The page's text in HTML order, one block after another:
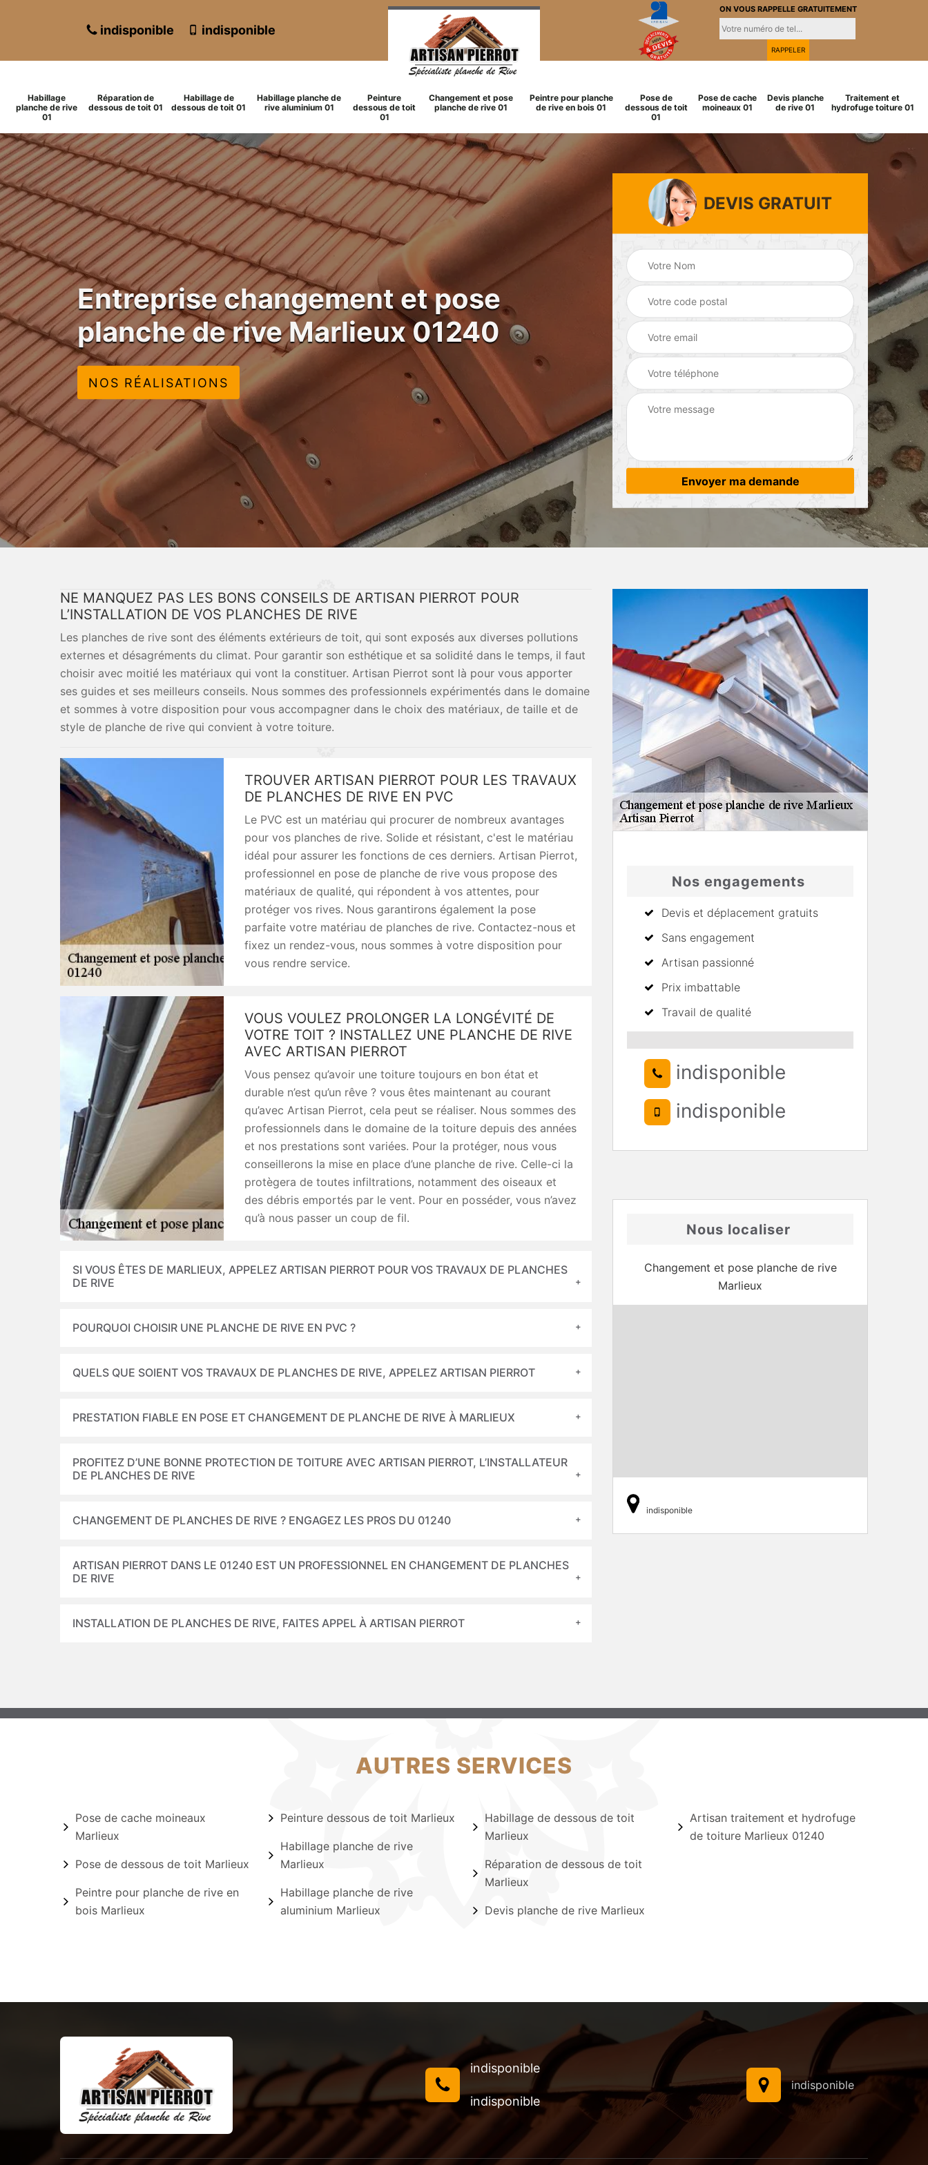
indisponible indisponible
ON VOUS RAPPELLE GRATUITEMENT
Habillage
planche de rive
01
Réparation de
dessous de toit 01
Habillage de
dessous de toit 01
Habillage planche de
rive aluminium 01
Peinture
dessous de toit
01
Changement et pose
planche de rive 01
Peintre pour planche
de rive en bois 01
Pose de
dessous de toit
01
Pose de cache
moineaux 01
Devis planche
de rive 01
Traitement et
hydrofuge toiture 01
Entreprise changement et pose
planche de rive Marlieux 01240
NOS RÉALISATIONS
DEVIS GRATUIT
NE MANQUEZ PAS LES BONS CONSEILS DE ARTISAN PIERROT POUR
L’INSTALLATION DE VOS PLANCHES DE RIVE
Les planches de rive sont des éléments extérieurs de toit, qui sont exposés aux diverses pollutions
externes et désagréments du climat. Pour garantir son esthétique et sa solidité dans le temps, il faut
choisir avec moitié les matériaux qui vont la constituer. Artisan Pierrot sont là pour vous apporter
ses guides et ses meilleurs conseils. Nous sommes des professionnels expérimentés dans le domaine
et sommes à votre disposition pour vous accompagner dans le choix des matériaux, de taille et de
style de planche de rive qui convient à votre toiture.
TROUVER ARTISAN PIERROT POUR LES TRAVAUX
DE PLANCHES DE RIVE EN PVC
Le PVC est un matériau qui procurer de nombreux avantages
pour vos planches de rive. Solide et résistant, c'est le matériau
idéal pour assurer les fonctions de ces derniers. Artisan Pierrot,
professionnel en pose de planche de rive vous propose des
matériaux de qualité, qui répondent à vos attentes, pour
protéger vos rives. Nous garantirons également la pose
parfaite votre matériau de planches de rive. Contactez-nous et
fixez un rendez-vous, nous sommes à votre disposition pour
vous rendre service.
VOUS VOULEZ PROLONGER LA LONGÉVITÉ DE
VOTRE TOIT ? INSTALLEZ UNE PLANCHE DE RIVE
AVEC ARTISAN PIERROT
Vous pensez qu’avoir une toiture toujours en bon état et
durable n’est qu’un rêve ? vous êtes maintenant au courant
qu’avec Artisan Pierrot, cela peut se réaliser. Nous sommes des
professionnels dans le domaine de la toiture depuis des années
et nos prestations sont variées. Pour la protéger, nous vous
conseillerons la mise en place d’une planche de rive. Celle-ci la
protègera de toutes infiltrations, notamment des oiseaux et
des débris emportés par le vent. Pour en posséder, vous n’avez
qu’à nous passer un coup de fil.
SI VOUS ÊTES DE MARLIEUX, APPELEZ ARTISAN PIERROT POUR VOS TRAVAUX DE PLANCHES
DE RIVE
POURQUOI CHOISIR UNE PLANCHE DE RIVE EN PVC ?
QUELS QUE SOIENT VOS TRAVAUX DE PLANCHES DE RIVE, APPELEZ ARTISAN PIERROT
PRESTATION FIABLE EN POSE ET CHANGEMENT DE PLANCHE DE RIVE À MARLIEUX
PROFITEZ D’UNE BONNE PROTECTION DE TOITURE AVEC ARTISAN PIERROT, L’INSTALLATEUR
DE PLANCHES DE RIVE
CHANGEMENT DE PLANCHES DE RIVE ? ENGAGEZ LES PROS DU 01240
ARTISAN PIERROT DANS LE 01240 EST UN PROFESSIONNEL EN CHANGEMENT DE PLANCHES
DE RIVE
INSTALLATION DE PLANCHES DE RIVE, FAITES APPEL À ARTISAN PIERROT
Nos engagements
Devis et déplacement gratuits
Sans engagement
Artisan passionné
Prix imbattable
Travail de qualité
indisponible
indisponible
Nous localiser
Changement et pose planche de rive
Marlieux
indisponible
AUTRES SERVICES
Pose de cache moineaux
Marlieux
Pose de dessous de toit Marlieux
Peintre pour planche de rive en
bois Marlieux
Peinture dessous de toit Marlieux
Habillage planche de rive
Marlieux
Habillage planche de rive
aluminium Marlieux
Habillage de dessous de toit
Marlieux
Réparation de dessous de toit
Marlieux
Devis planche de rive Marlieux
Artisan traitement et hydrofuge
de toiture Marlieux 01240
indisponible
indisponible
indisponible